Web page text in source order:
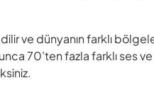
ve dünyanın farklı
70’ten fazla farklı ses ve